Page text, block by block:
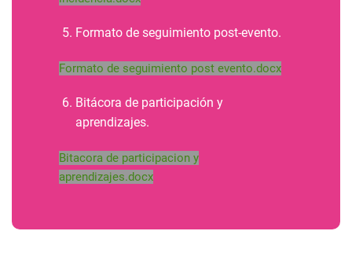
Formato de seguimiento post-evento.
Formato de seguimiento post evento.docx
Bitácora de participación y
aprendizajes.
Bitacora de participacion y
aprendizajes.docx